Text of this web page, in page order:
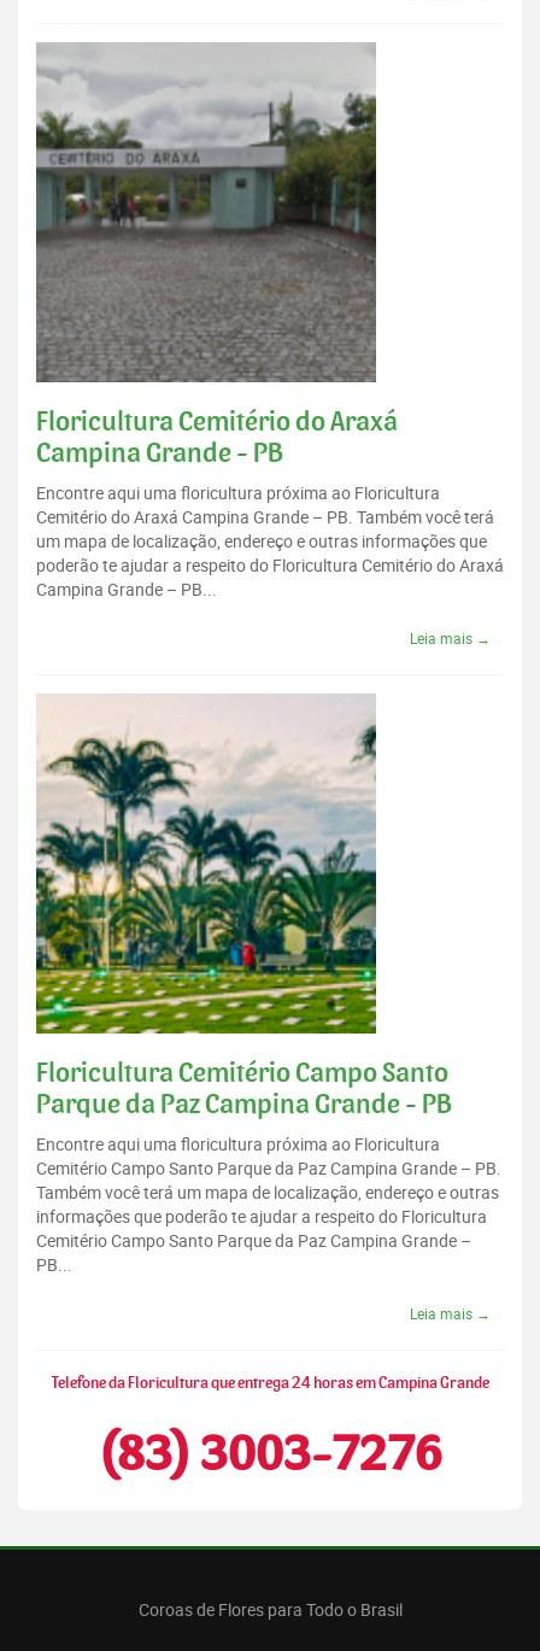
Floricultura Cemitério do Araxá
Campina Grande - PB
Encontre aqui uma floricultura próxima ao Floricultura
Cemitério do Araxá Campina Grande – PB. Também você terá
um mapa de localização, endereço e outras informações que
poderão te ajudar a respeito do Floricultura Cemitério do Araxá
Campina Grande – PB...
Leia mais →
Floricultura Cemitério Campo Santo
Parque da Paz Campina Grande - PB
Encontre aqui uma floricultura próxima ao Floricultura
Cemitério Campo Santo Parque da Paz Campina Grande – PB.
Também você terá um mapa de localização, endereço e outras
informações que poderão te ajudar a respeito do Floricultura
Cemitério Campo Santo Parque da Paz Campina Grande –
PB...
Leia mais →
Telefone da Floricultura que entrega 24 horas em Campina Grande
(83) 3003-7276
Coroas de Flores para Todo o Brasil